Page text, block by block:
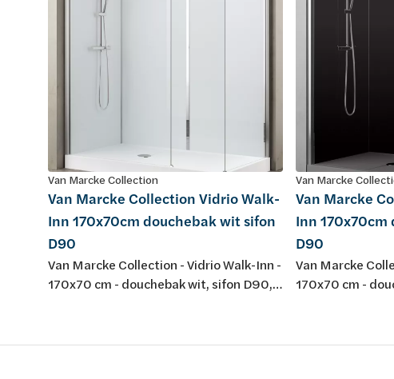
Van Marcke Collection
Van Marcke Collection Vidrio Walk-
Inn 170x70cm douchebak wit sifon
D90
Van Marcke Collection - Vidrio Walk-Inn -
170x70 cm - douchebak wit, sifon D90,
matchroom - H195cm - opbouwtherm,
Van Marcke
Van Marcke
Inn 170x70cm
D90
Van Marcke
170x70 cm -
matchroom -